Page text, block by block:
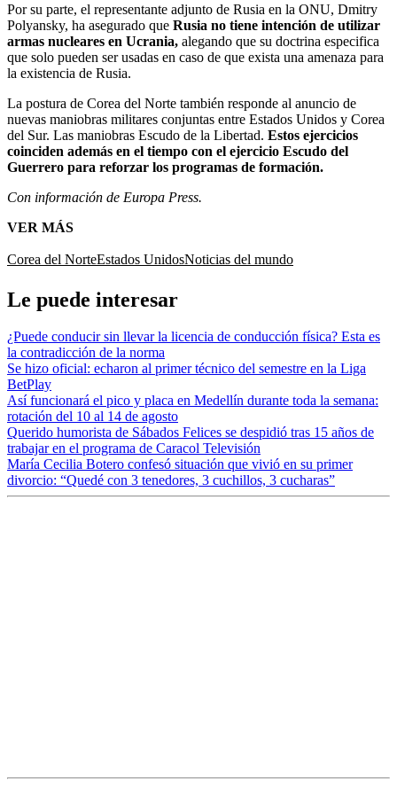
Por su parte, el representante adjunto de Rusia en la ONU, Dmitry
Polyansky, ha asegurado que Rusia no tiene intención de utilizar
armas nucleares en Ucrania, alegando que su doctrina especifica
que solo pueden ser usadas en caso de que exista una amenaza para
la existencia de Rusia.
La postura de Corea del Norte también responde al anuncio de
nuevas maniobras militares conjuntas entre Estados Unidos y Corea
del Sur. Las maniobras Escudo de la Libertad. Estos ejercicios
coinciden además en el tiempo con el ejercicio Escudo del
Guerrero para reforzar los programas de formación.
Con información de Europa Press.
VER MÁS
Corea del NorteEstados UnidosNoticias del mundo
Le puede interesar
¿Puede conducir sin llevar la licencia de conducción física? Esta es
la contradicción de la norma
Se hizo oficial: echaron al primer técnico del semestre en la Liga
BetPlay
Así funcionará el pico y placa en Medellín durante toda la semana:
rotación del 10 al 14 de agosto
Querido humorista de Sábados Felices se despidió tras 15 años de
trabajar en el programa de Caracol Televisión
María Cecilia Botero confesó situación que vivió en su primer
divorcio: “Quedé con 3 tenedores, 3 cuchillos, 3 cucharas”